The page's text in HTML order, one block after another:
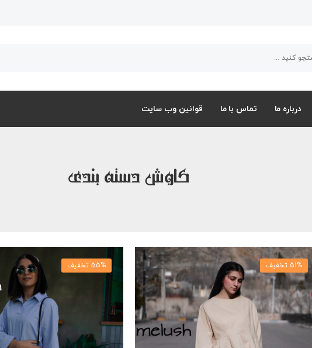
درباره ما تماس با ما قوانین وب سایت
کاوش دسته بندی
51% تخفیف 55% تخفیف